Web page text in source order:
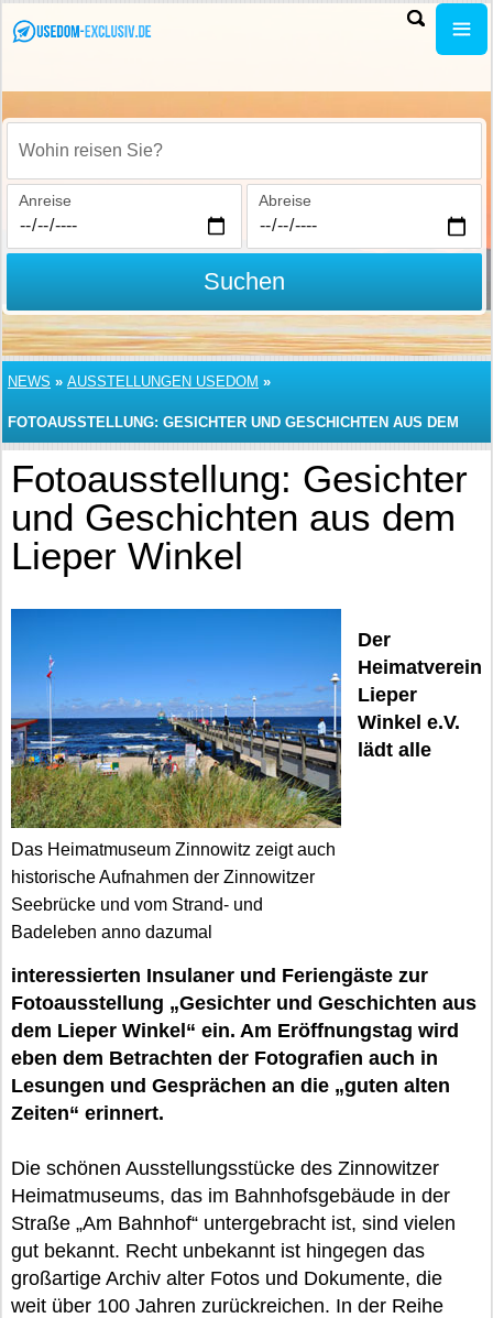
Wohin reisen Sie?
Anreise Abreise
Suchen
NEWS » AUSSTELLUNGEN USEDOM »
FOTOAUSSTELLUNG: GESICHTER UND GESCHICHTEN AUS DEM
LIEPER WINKEL
Fotoausstellung: Gesichter
und Geschichten aus dem
Lieper Winkel
Das Heimatmuseum Zinnowitz zeigt auch
historische Aufnahmen der Zinnowitzer
Seebrücke und vom Strand- und
Badeleben anno dazumal
Der
Heimatverein
Lieper
Winkel e.V.
lädt alle
interessierten Insulaner und Feriengäste zur
Fotoausstellung „Gesichter und Geschichten aus
dem Lieper Winkel“ ein. Am Eröffnungstag wird
eben dem Betrachten der Fotografien auch in
Lesungen und Gesprächen an die „guten alten
Zeiten“ erinnert.
Die schönen Ausstellungsstücke des Zinnowitzer
Heimatmuseums, das im Bahnhofsgebäude in der
Straße „Am Bahnhof“ untergebracht ist, sind vielen
gut bekannt. Recht unbekannt ist hingegen das
großartige Archiv alter Fotos und Dokumente, die
weit über 100 Jahren zurückreichen. In der Reihe